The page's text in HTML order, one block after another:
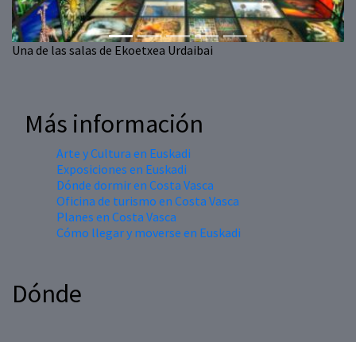
Una de las salas de Ekoetxea Urdaibai
Más información
Arte y Cultura en Euskadi
Exposiciones en Euskadi
Dónde dormir en Costa Vasca
Oficina de turismo en Costa Vasca
Planes en Costa Vasca
Cómo llegar y moverse en Euskadi
Dónde